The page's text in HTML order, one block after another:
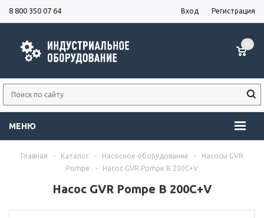
8 800 350 07 64 Вход Регистрация
МЕНЮ
0
Главная - Каталог - Насосное оборудование -
Насосы GVR
Pompe
- Насос GVR Pompe B 200C+V
Насос GVR Pompe B 200C+V